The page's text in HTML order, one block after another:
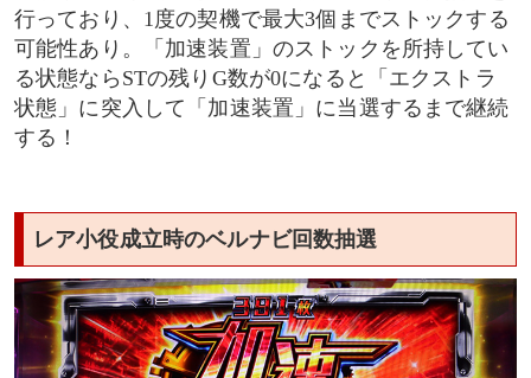
行っており、1度の契機で最大3個までストックする
可能性あり。「加速装置」のストックを所持してい
る状態ならSTの残りG数が0になると「エクストラ
状態」に突入して「加速装置」に当選するまで継続
する！
レア小役成立時のベルナビ回数抽選